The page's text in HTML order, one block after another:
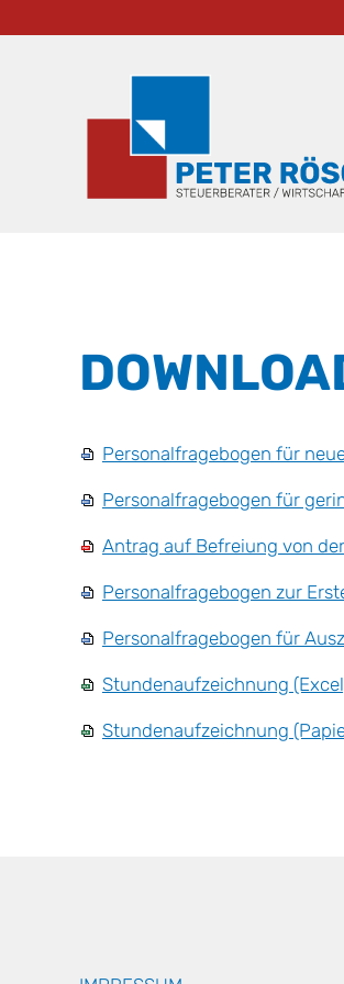
Personalfragebogen für
Personalfragebogen für
Antrag auf Befreiung von
Personalfragebogen zur
Personalfragebogen für
Stundenaufzeichnung
Stundenaufzeichnung